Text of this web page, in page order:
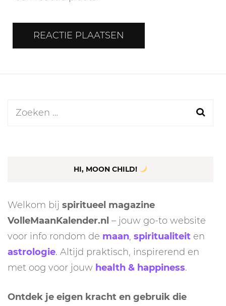
Zoeken
HI, MOON CHILD!
Welkom bij spiritueel magazine
VolleMaanKalender.nl – jouw go-to website
voor info rondom de maan, spiritualiteit en
astrologie. Altijd praktisch, inspirerend en
met oog voor jouw health & happiness.
Ontdek je eigen kracht en gebruik die